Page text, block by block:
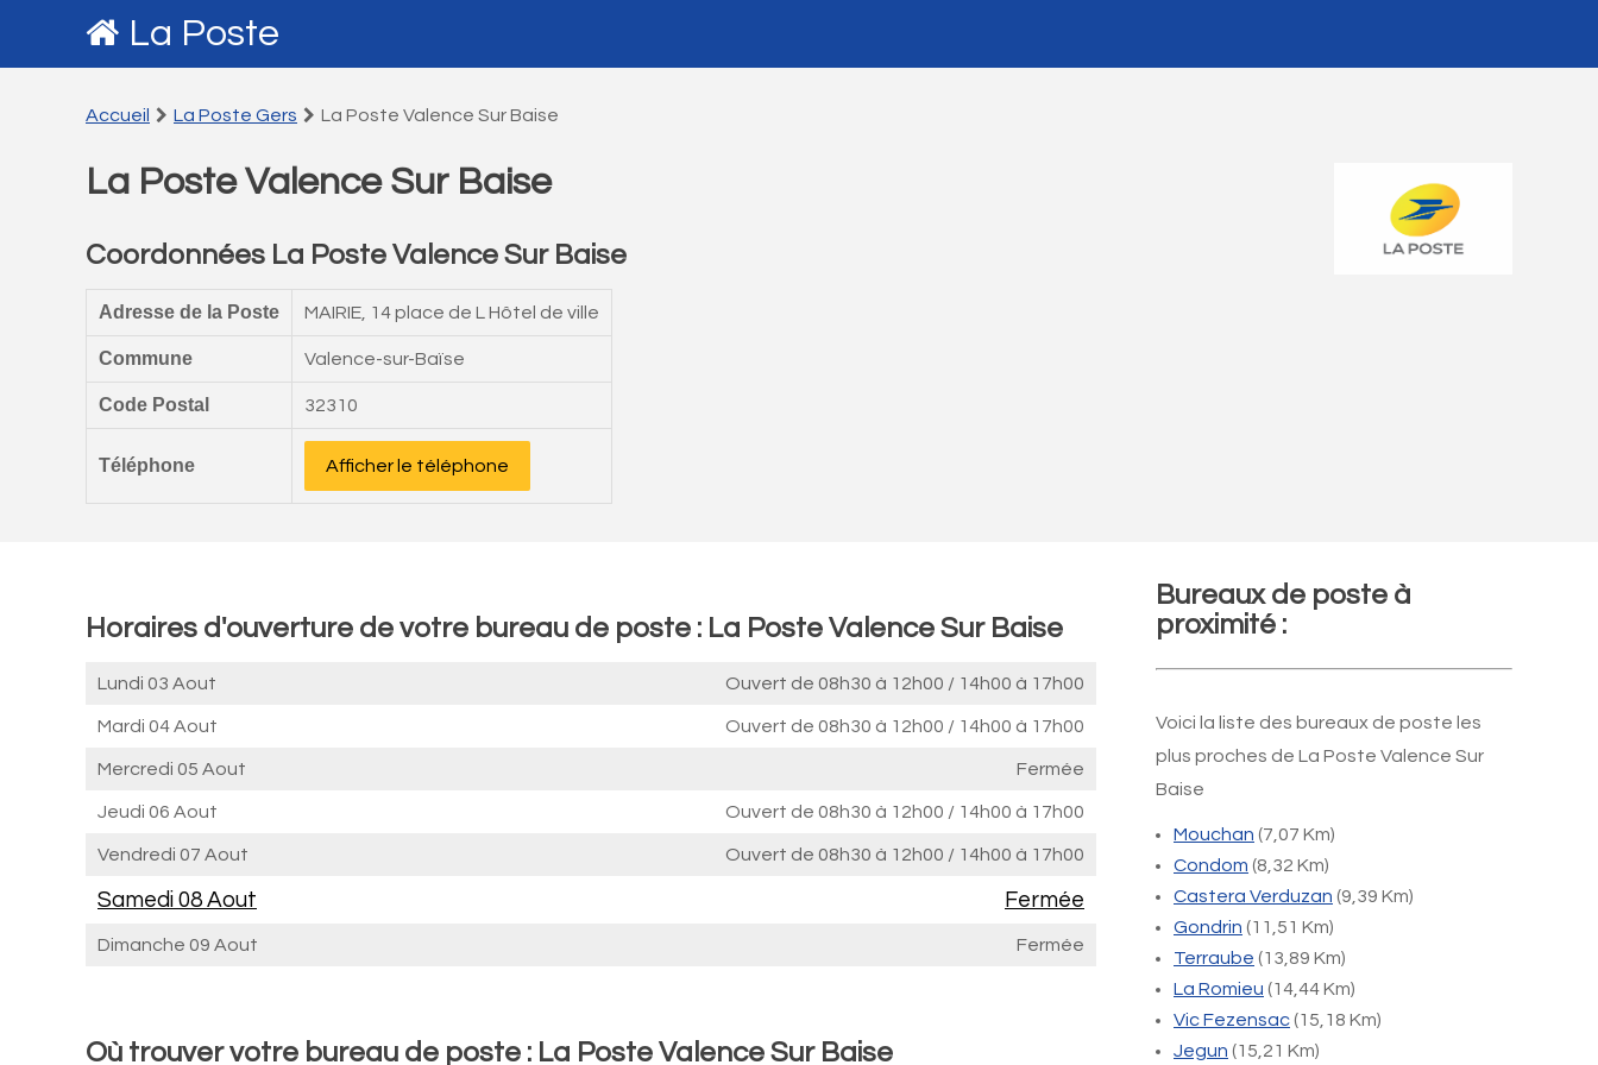
La Poste
Accueil La Poste Gers La Poste Valence Sur Baise
La Poste Valence Sur Baise
Coordonnées La Poste Valence Sur Baise
Adresse de la Poste MAIRIE, 14 place de L Hôtel de ville
Commune Valence-sur-Baïse
Code Postal 32310
Téléphone Afficher le téléphone
Horaires d'ouverture de votre bureau de poste : La Poste Valence Sur Baise
Lundi 03 Aout Ouvert de 08h30 à 12h00 / 14h00 à 17h00
Mardi 04 Aout Ouvert de 08h30 à 12h00 / 14h00 à 17h00
Mercredi 05 Aout Fermée
Jeudi 06 Aout Ouvert de 08h30 à 12h00 / 14h00 à 17h00
Vendredi 07 Aout Ouvert de 08h30 à 12h00 / 14h00 à 17h00
Samedi 08 Aout Fermée
Dimanche 09 Aout Fermée
Où trouver votre bureau de poste : La Poste Valence Sur Baise
Bureaux de poste à
proximité :
Voici la liste des bureaux de poste les
plus proches de La Poste Valence Sur
Baise
Mouchan (7,07 Km)
Condom (8,32 Km)
Castera Verduzan (9,39 Km)
Gondrin (11,51 Km)
Terraube (13,89 Km)
La Romieu (14,44 Km)
Vic Fezensac(15,18 Km)
Jegun (15,21 Km)